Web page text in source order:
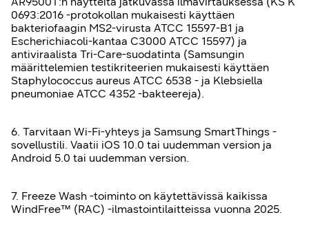
0693:2016 -protokollan mukaisesti käyttäen
bakteriofaagin MS2-virusta ATCC 15597-B1 ja
Escherichiacoli-kantaa C3000 ATCC 15597) ja
antiviraalista Tri-Care-suodatinta (Samsungin
määrittelemien testikriteerien mukaisesti käyttäen
Staphylococcus aureus ATCC 6538 - ja Klebsiella
pneumoniae ATCC 4352 -bakteereja).
6. Tarvitaan Wi-Fi-yhteys ja Samsung SmartThings -
sovellustili. Vaatii iOS 10.0 tai uudemman version ja
Android 5.0 tai uudemman version.
7. Freeze Wash -toiminto on käytettävissä kaikissa
WindFree™ (RAC) -ilmastointilaitteissa vuonna 2025.